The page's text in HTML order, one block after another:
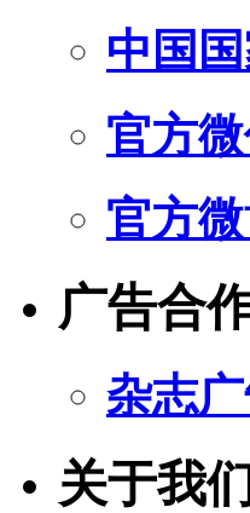
中国
官方
官方
广告合
杂志
关于我们